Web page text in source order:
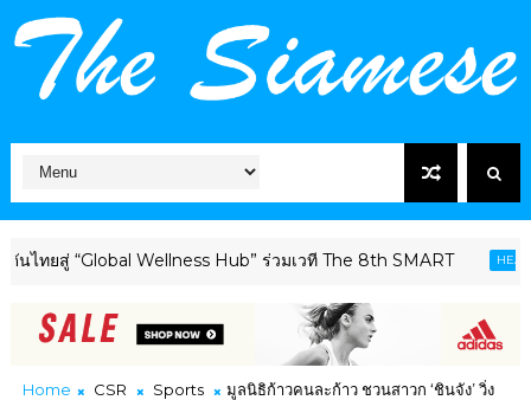
Wellness Hub” ร่วมเวที The 8th SMART HEALTHCARE
Home CSR Sports
มูลนิธิก้าวคนละก้าว ชวนสาวก ‘ชินจัง’ วิ่ง